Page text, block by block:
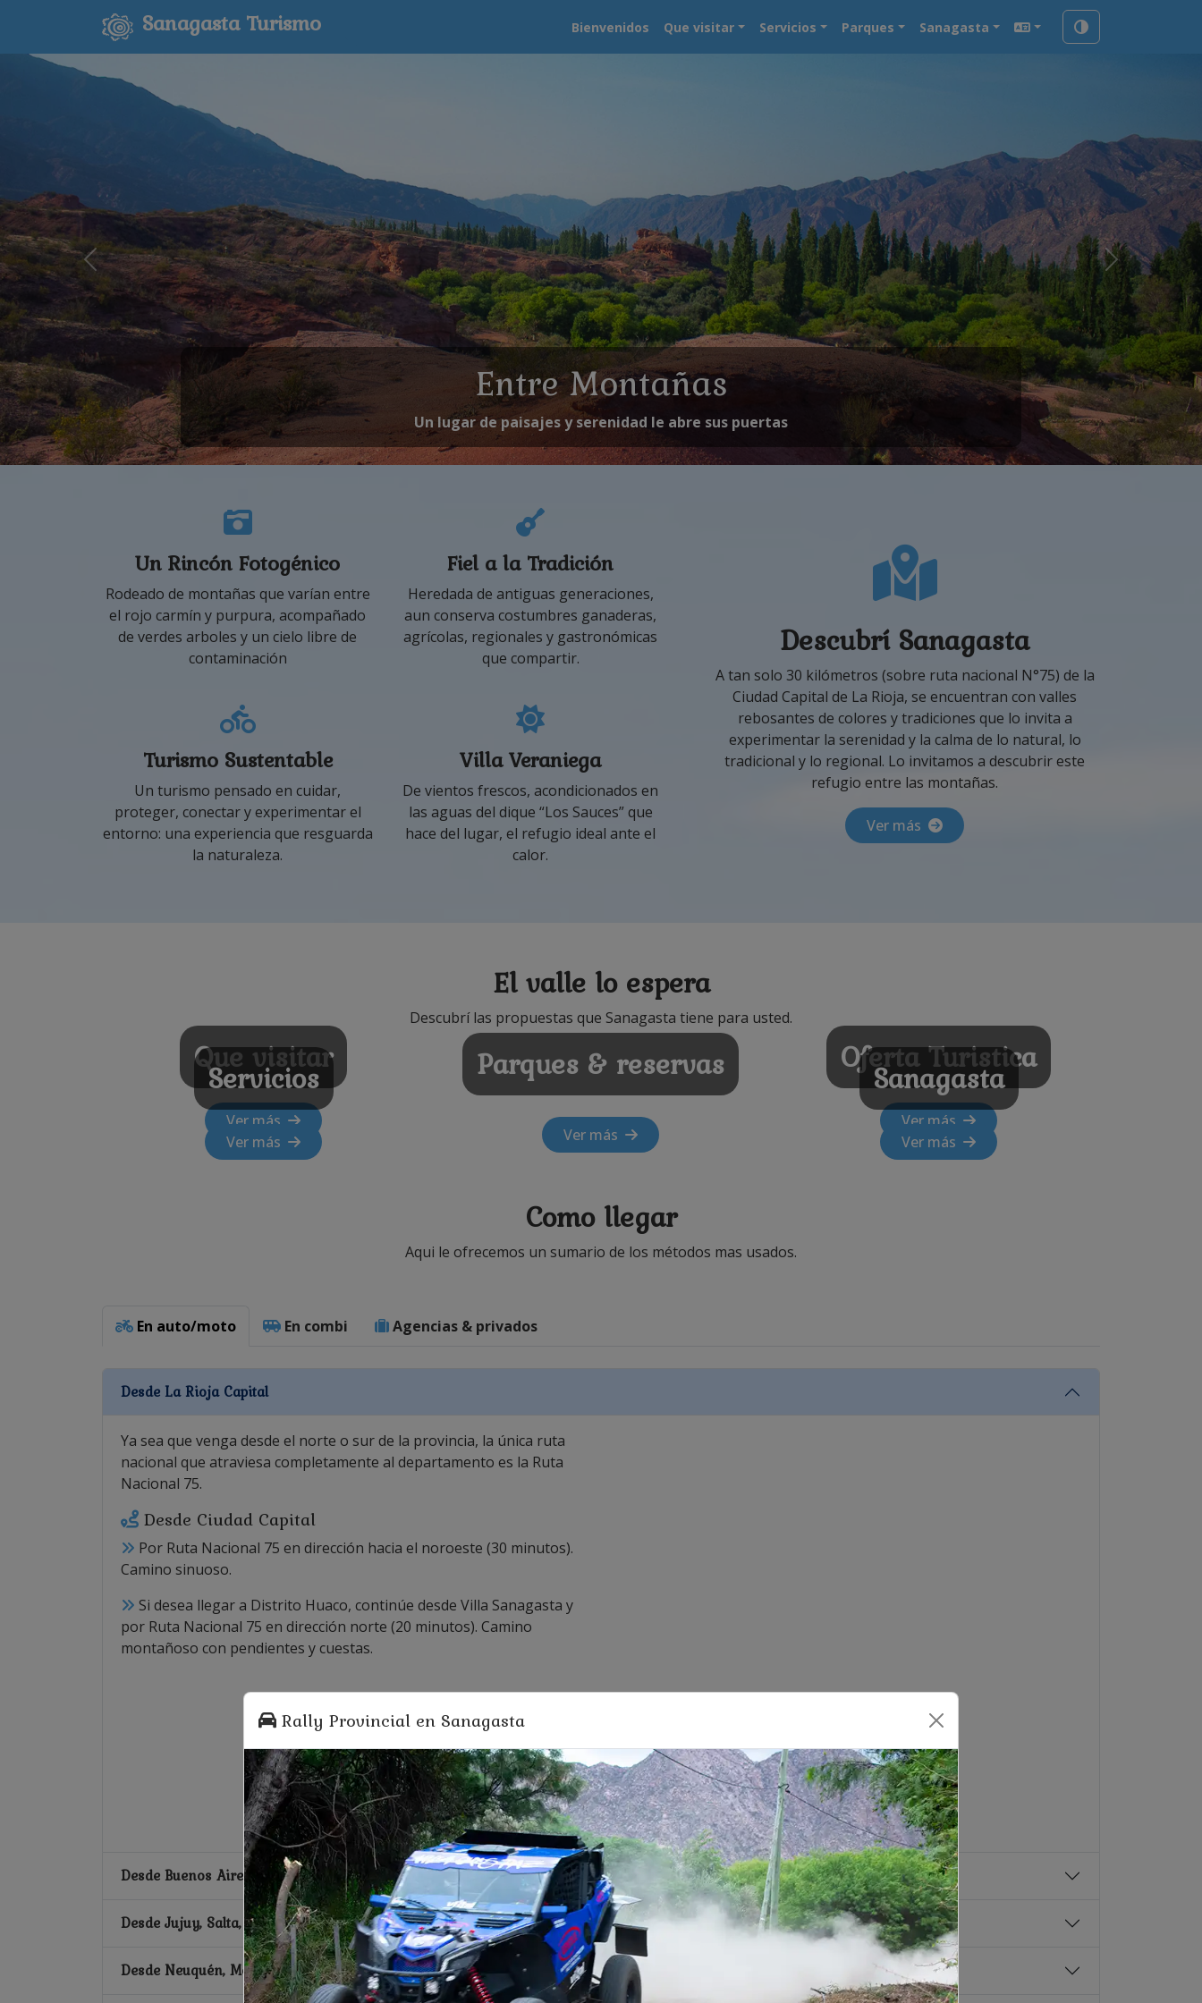
Sanagasta Turismo Bienvenidos Que visitar Servicios Parques Sanagasta
Representando Argentina
En "Best Tourism Villages 2026" de ONU Turismo
Un Rincón Fotogénico
Rodeado de montañas que varían entre
el rojo carmín y purpura, acompañado
de verdes arboles y un cielo libre de
contaminación
Fiel a la Tradición
Heredada de antiguas generaciones,
aun conserva costumbres ganaderas,
agrícolas, regionales y gastronómicas
que compartir.
Turismo Sustentable
Un turismo pensado en cuidar,
proteger, conectar y experimentar el
entorno: una experiencia que resguarda
la naturaleza.
Villa Veraniega
De vientos frescos, acondicionados en
las aguas del dique “Los Sauces” que
hace del lugar, el refugio ideal ante el
calor.
Descubrí Sanagasta
A tan solo 30 kilómetros (sobre ruta nacional N°75) de la
Ciudad Capital de La Rioja, se encuentran con valles
rebosantes de colores y tradiciones que lo invita a
experimentar la serenidad y la calma de lo natural, lo
tradicional y lo regional. Lo invitamos a descubrir este
refugio entre las montañas.
Ver más
El valle lo espera
Descubrí las propuestas que Sanagasta tiene para usted.
Que visitar
Ver más
Servicios
Ver más
Parques & reservas
Ver más
Oferta Turistica
Ver más
Sanagasta
Ver más
Como llegar
Aqui le ofrecemos un sumario de los métodos mas usados.
En auto/moto En combi Agencias & privados
Desde La Rioja Capital
Ya sea que venga desde el norte o sur de la provincia, la única ruta
nacional que atraviesa completamente al departamento es la Ruta
Nacional 75.
Desde Ciudad Capital
Por Ruta Nacional 75 en dirección hacia el noroeste (30 minutos).
Camino sinuoso.
Si desea llegar a Distrito Huaco, continúe desde Villa Sanagasta y
por Ruta Nacional 75 en dirección norte (20 minutos). Camino
montañoso con pendientes y cuestas.
Desde Buenos Aires (CABA), Entre Rios, Santa Fé; y Córdoba
Desde Jujuy, Salta, Tucumán y Cátamarca
Desde Neuquén, Mendoza, San Juan y San Luis
Rally Provincial en Sanagasta